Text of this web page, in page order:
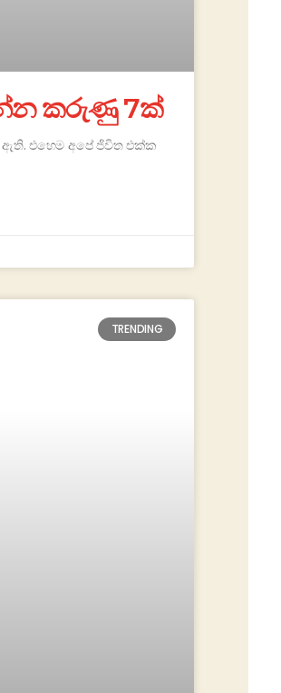
කරුණු 7ක්
එහෙම අපේ ජිවිත එක්ක
TRENDING